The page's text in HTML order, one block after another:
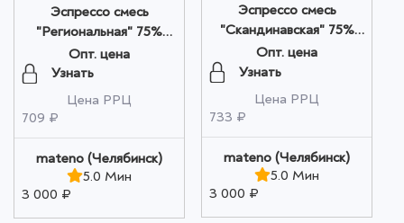
Эспрессо смесь
"Региональная" 75%
арабика 25% робуста
250 гр оптом
Опт. цена
Узнать
Цена РРЦ
709 ₽
mateno (Челябинск)
5.0 Мин
3 000 ₽
Эспрессо смесь
"Скандинавская" 75%
арабика 25% робуст
250 гр оптом
Опт. цена
Узнать
Цена РРЦ
733 ₽
mateno (Челябинск)
5.0 Мин
3 000 ₽